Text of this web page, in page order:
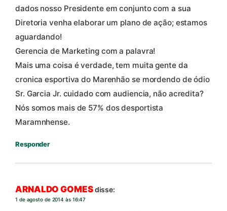
dados nosso Presidente em conjunto com a sua
Diretoria venha elaborar um plano de ação; estamos
aguardando!
Gerencia de Marketing com a palavra!
Mais uma coisa é verdade, tem muita gente da
cronica esportiva do Marenhão se mordendo de ódio
Sr. Garcia Jr. cuidado com audiencia, não acredita?
Nós somos mais de 57% dos desportista
Maramnhense.
Responder
ARNALDO GOMESdisse:
1 de agosto de 2014 às 16:47